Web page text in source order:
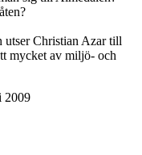
Christian Azar till
mycket av miljö- och
2009